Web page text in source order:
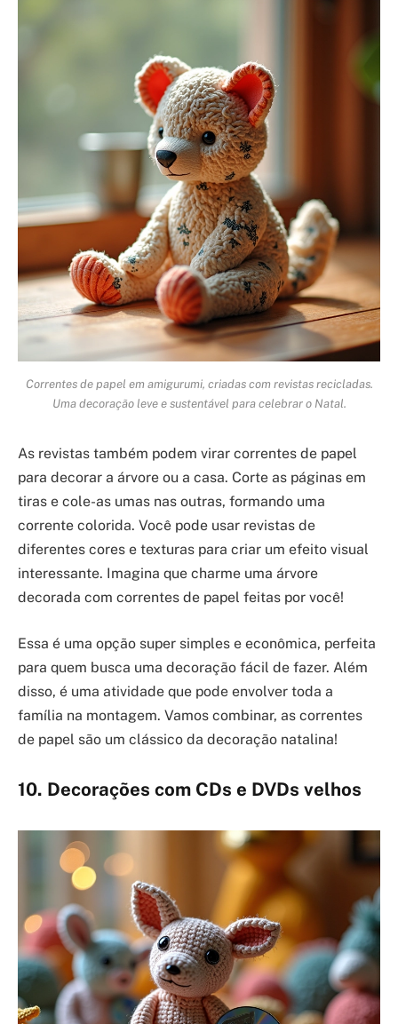
Correntes de papel em amigurumi, criadas com revistas recicladas.
Uma decoração leve e sustentável para celebrar o Natal.
As revistas também podem virar correntes de papel
para decorar a árvore ou a casa. Corte as páginas em
tiras e cole-as umas nas outras, formando uma
corrente colorida. Você pode usar revistas de
diferentes cores e texturas para criar um efeito visual
interessante. Imagina que charme uma árvore
decorada com correntes de papel feitas por você!
Essa é uma opção super simples e econômica, perfeita
para quem busca uma decoração fácil de fazer. Além
disso, é uma atividade que pode envolver toda a
família na montagem. Vamos combinar, as correntes
de papel são um clássico da decoração natalina!
10. Decorações com CDs e DVDs velhos